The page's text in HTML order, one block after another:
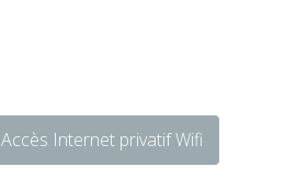
Accès Internet privatif Wifi